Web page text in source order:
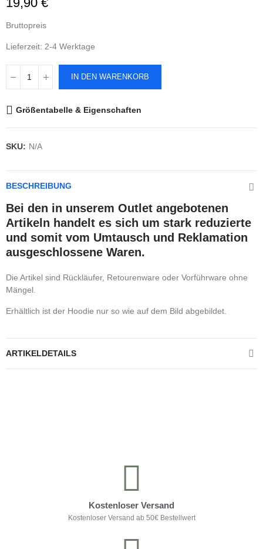
Bruttopreis
Lieferzeit: 2-4 Werktage
IN DEN WARENKORB
Größentabelle & Eigenschaften
SKU: N/A
BESCHREIBUNG
Bei den in unserem Outlet angebotenen
Artikeln handelt es sich um stark reduzierte
und somit vom Umtausch und Reklamation
ausgeschlossene Waren.
Die Artikel sind Rückläufer, Retourenware oder Vorführware ohne
Mängel.
Erhältlich ist der Hoodie nur so wie auf dem Bild abgebildet.
ARTIKELDETAILS
Kostenloser Versand
Kostenloser Versand ab 50€ Bestellwert